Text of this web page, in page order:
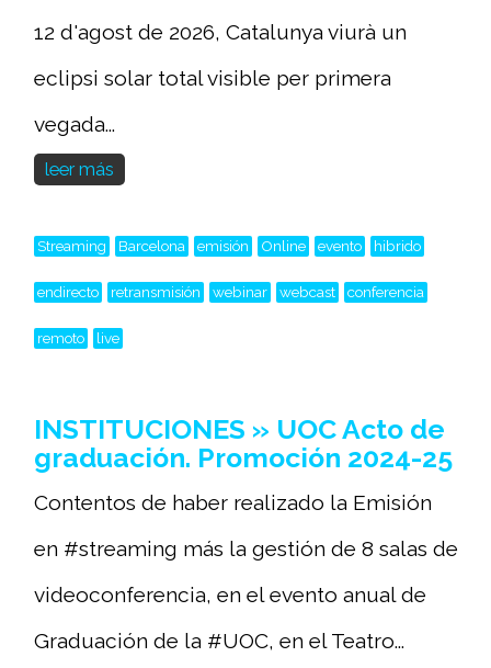
12 d'agost de 2026, Catalunya viurà un
eclipsi solar total visible per primera
vegada...
leer más
Streaming Barcelona emisión Online evento hibrido
endirecto retransmisión webinar webcast conferencia
remoto live
INSTITUCIONES » UOC Acto de
graduación. Promoción 2024-25
Contentos de haber realizado la Emisión
en #streaming más la gestión de 8 salas de
videoconferencia, en el evento anual de
Graduación de la #UOC, en el Teatro...